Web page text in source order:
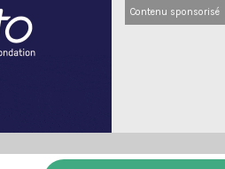
Contenu sponsorisé